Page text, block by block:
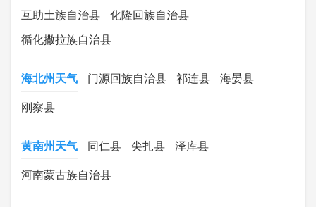
互助土族自治县 化隆回族自治县
循化撒拉族自治县
海北州天气 门源回族自治县 祁连县 海晏县
刚察县
黄南州天气 同仁县 尖扎县 泽库县
河南蒙古族自治县